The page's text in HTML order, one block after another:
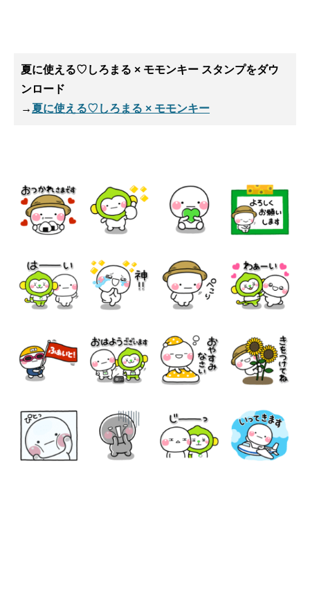
夏に使える♡しろまる × モモンキー スタンプをダウ
ンロード
→夏に使える♡しろまる × モモンキー